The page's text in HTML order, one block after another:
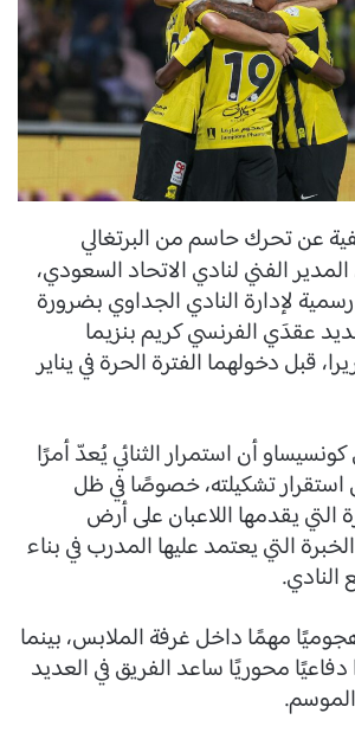
عن تحرك حاسم من البرتغالي
المدير الفني لنادي الاتحاد السعودي،
لإدارة النادي الجداوي بضرورة
عقدَي الفرنسي كريم بنزيما
قبل دخولهما الفترة الحرة في يناير
كونسيساو أن استمرار الثنائي يُعدّ أمرًا
استقرار تشكيلته، خصوصًا في ظل
التي يقدمها اللاعبان على أرض
التي يعتمد عليها المدرب في بناء
مهمًا داخل غرفة الملابس، بينما
محوريًا ساعد الفريق في العديد